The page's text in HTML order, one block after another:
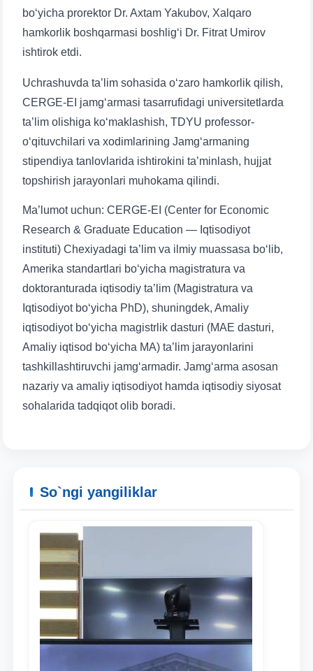
Telefon raqamingiz
Pochta
bo‘yicha prorektor Dr. Axtam Yakubov, Xalqaro
hamkorlik boshqarmasi boshlig‘i Dr. Fitrat Umirov
ishtirok etdi.
Uchrashuvda ta’lim sohasida o‘zaro hamkorlik qilish,
CERGE-EI jamg‘armasi tasarrufidagi universitetlarda
ta’lim olishiga ko‘maklashish, TDYU professor-
o‘qituvchilari va xodimlarining Jamg‘armaning
stipendiya tanlovlarida ishtirokini ta’minlash, hujjat
topshirish jarayonlari muhokama qilindi.
Ma’lumot uchun: CERGE-EI (Center for Economic
Research & Graduate Education — Iqtisodiyot
instituti) Chexiyadagi ta’lim va ilmiy muassasa bo‘lib,
Amerika standartlari bo‘yicha magistratura va
doktoranturada iqtisodiy ta’lim (Magistratura va
Iqtisodiyot bo‘yicha PhD), shuningdek, Amaliy
iqtisodiyot bo‘yicha magistrlik dasturi (MAE dasturi,
Amaliy iqtisod bo‘yicha MA) ta’lim jarayonlarini
tashkillashtiruvchi jamg‘armadir. Jamg‘arma asosan
nazariy va amaliy iqtisodiyot hamda iqtisodiy siyosat
sohalarida tadqiqot olib boradi.
So`ngi yangiliklar